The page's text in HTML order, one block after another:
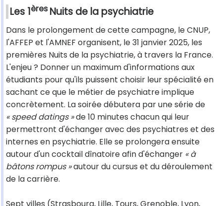
Les 1èresNuits de la psychiatrie
Dans le prolongement de cette campagne, le CNUP,
l'AFFEP et l'AMNEF organisent, le 31 janvier 2025, les
premières Nuits de la psychiatrie, à travers la France.
L'enjeu ? Donner un maximum d'informations aux
étudiants pour qu'ils puissent choisir leur spécialité en
sachant ce que le métier de psychiatre implique
concrètement. La soirée débutera par une série de
« speed datings »de 10 minutes chacun qui leur
permettront d'échanger avec des psychiatres et des
internes en psychiatrie. Elle se prolongera ensuite
autour d'un cocktail dînatoire afin d'échanger « à
bâtons rompus »autour du cursus et du déroulement
de la carrière.